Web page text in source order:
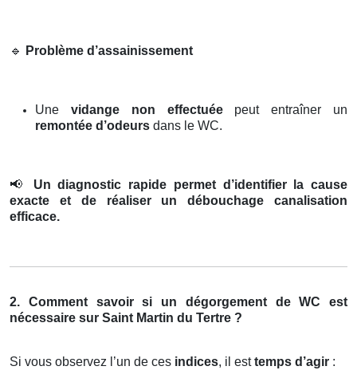
🔹 Problème d’assainissement
Une vidange non effectuéepeut entraîner un
remontée d’odeurs dans le WC.
📢
Un diagnostic rapide permet d’identifier la cause
exacte et de réaliser un débouchage canalisation
efficace.
2. Comment savoir si un dégorgement de WC est
nécessaire sur Saint Martin du Tertre ?
Si vous observez l’un de ces indices, il esttemps d’agir :